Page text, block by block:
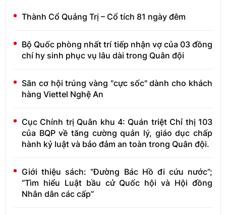
Thành Cổ Quảng Trị – Cổ tích 81 ngày đêm
Bộ Quốc phòng nhất trí tiếp nhận vợ của 03 đồng
chí hy sinh phục vụ lâu dài trong Quân đội
Săn cơ hội trúng vàng "cực sốc" dành cho khách
hàng Viettel Nghệ An
Cục Chính trị Quân khu 4: Quán triệt Chỉ thị 103
của BQP về tăng cường quản lý, giáo dục chấp
hành kỷ luật và bảo đảm an toàn trong Quân đội.
Giới thiệu sách: “Đường Bác Hồ đi cứu nước”;
“Tìm hiểu Luật bầu cử Quốc hội và Hội đồng
Nhân dân các cấp”